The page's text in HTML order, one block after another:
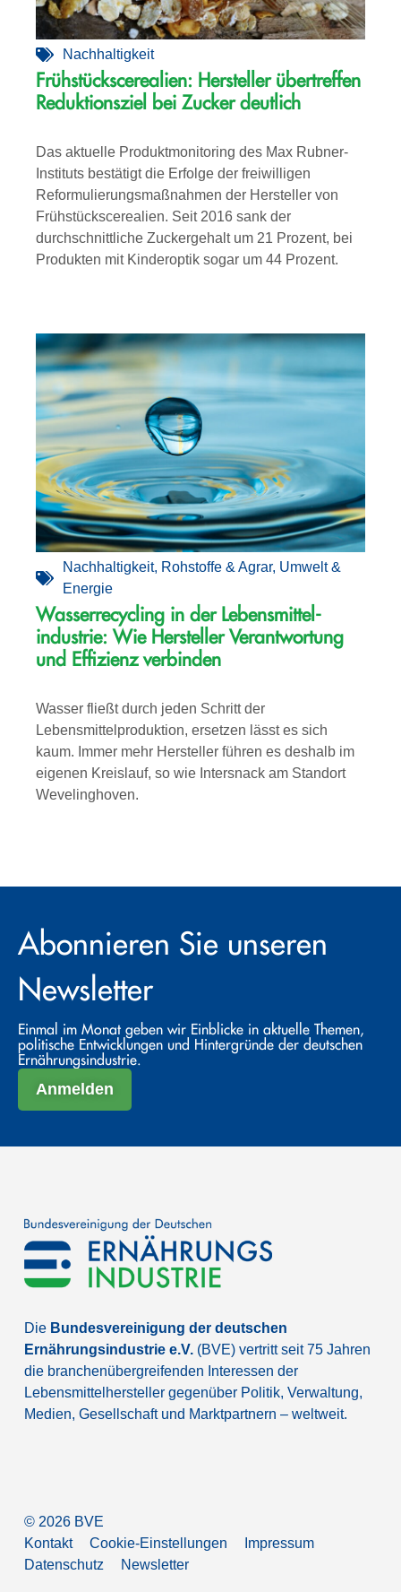
Nachhaltigkeit
Frühstückscerealien: Hersteller übertreffen
Reduktionsziel bei Zucker deutlich
Das aktuelle Produktmonitoring des Max Rubner-
Instituts bestätigt die Erfolge der freiwilligen
Reformulierungsmaßnahmen der Hersteller von
Frühstückscerealien. Seit 2016 sank der
durchschnittliche Zuckergehalt um 21 Prozent, bei
Produkten mit Kinderoptik sogar um 44 Prozent.
Nachhaltigkeit, Rohstoffe & Agrar, Umwelt &
Energie
Wasserrecycling in der Lebensmittel­­
industrie: Wie Hersteller Verantwortung
und Effizienz verbinden
Wasser fließt durch jeden Schritt der
Lebensmittelproduktion, ersetzen lässt es sich
kaum. Immer mehr Hersteller führen es deshalb im
eigenen Kreislauf, so wie Intersnack am Standort
Wevelinghoven.
Abonnieren Sie unseren
Newsletter
Einmal im Monat geben wir Einblicke in aktuelle Themen,
politische Entwicklungen und Hintergründe der deutschen
Ernährungsindustrie.
Anmelden
Die Bundesvereinigung der deutschen
Ernährungsindustrie e.V. (BVE) vertritt seit 75 Jahren
die branchenübergreifenden Interessen der
Lebensmittelhersteller gegenüber Politik, Verwaltung,
Medien, Gesellschaft und Marktpartnern – weltweit.
© 2026BVE
Kontakt
Cookie-Einstellungen
Impressum
Datenschutz
Newsletter